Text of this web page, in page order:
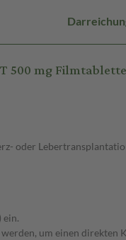
500 mg
oder
ein.
um einen